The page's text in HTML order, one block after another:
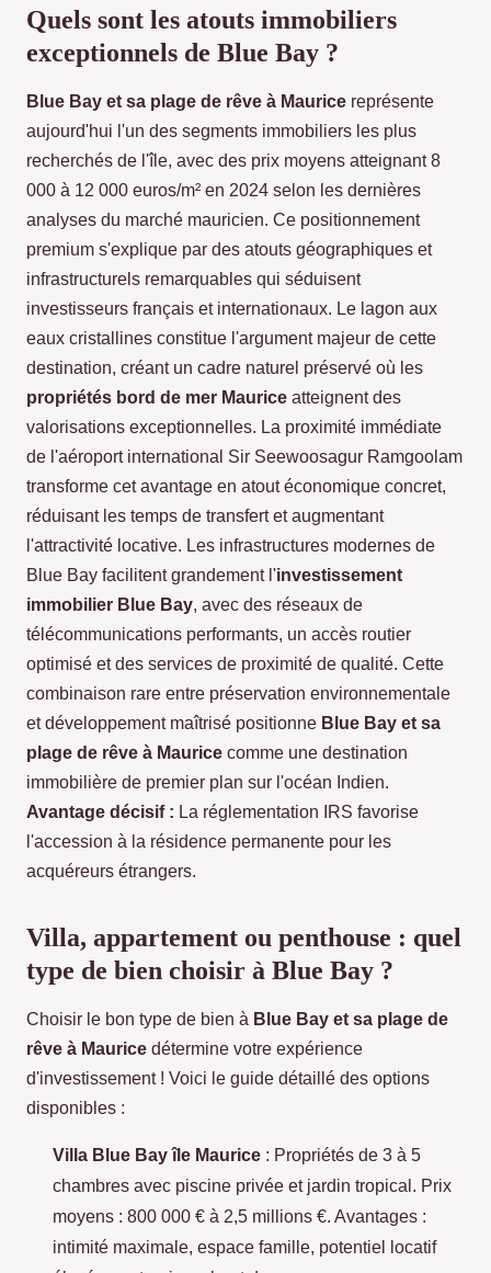
Quels sont les atouts immobiliers
exceptionnels de Blue Bay ?
Blue Bay et sa plage de rêve à Maurice représente
aujourd'hui l'un des segments immobiliers les plus
recherchés de l'île, avec des prix moyens atteignant 8
000 à 12 000 euros/m² en 2024 selon les dernières
analyses du marché mauricien. Ce positionnement
premium s'explique par des atouts géographiques et
infrastructurels remarquables qui séduisent
investisseurs français et internationaux. Le lagon aux
eaux cristallines constitue l'argument majeur de cette
destination, créant un cadre naturel préservé où les
propriétés bord de mer Maurice atteignent des
valorisations exceptionnelles. La proximité immédiate
de l'aéroport international Sir Seewoosagur Ramgoolam
transforme cet avantage en atout économique concret,
réduisant les temps de transfert et augmentant
l'attractivité locative. Les infrastructures modernes de
Blue Bay facilitent grandement l'investissement
immobilier Blue Bay, avec des réseaux de
télécommunications performants, un accès routier
optimisé et des services de proximité de qualité. Cette
combinaison rare entre préservation environnementale
et développement maîtrisé positionne Blue Bay et sa
plage de rêve à Maurice comme une destination
immobilière de premier plan sur l'océan Indien.
Avantage décisif : La réglementation IRS favorise
l'accession à la résidence permanente pour les
acquéreurs étrangers.
Villa, appartement ou penthouse : quel
type de bien choisir à Blue Bay ?
Choisir le bon type de bien à Blue Bay et sa plage de
rêve à Maurice détermine votre expérience
d'investissement ! Voici le guide détaillé des options
disponibles :
Villa Blue Bay île Maurice : Propriétés de 3 à 5
chambres avec piscine privée et jardin tropical. Prix
moyens : 800 000 € à 2,5 millions €. Avantages :
intimité maximale, espace famille, potentiel locatif